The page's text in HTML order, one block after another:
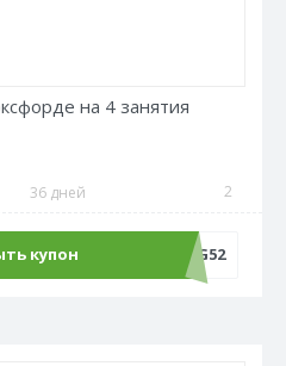
на 4 занятия
36 дней 2
купон LANG52